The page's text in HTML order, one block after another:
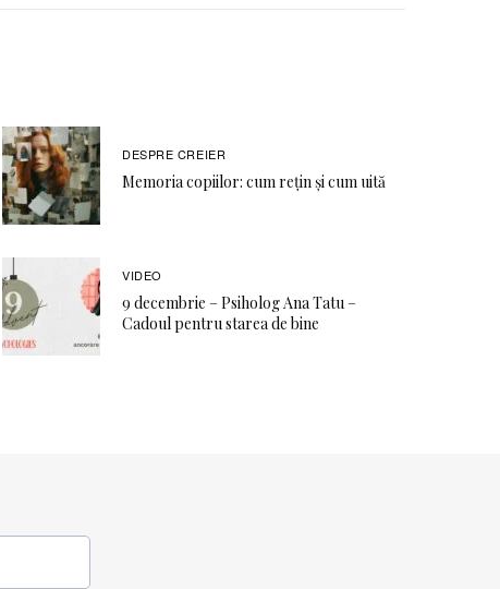
DESPRE CREIER
Memoria copiilor: cum rețin și cum uită
VIDEO
9 decembrie – Psiholog Ana Tatu –
Cadoul pentru starea de bine